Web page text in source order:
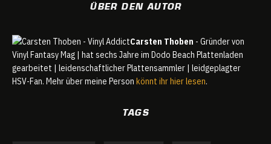
ÜBER DEN AUTOR
Carsten Thoben - Gründer von
Vinyl Fantasy Mag | hat sechs Jahre im Dodo Beach Plattenladen
gearbeitet | leidenschaftlicher Plattensammler | leidgeplagter
HSV-Fan. Mehr über meine Person könnt ihr hier lesen.
TAGS